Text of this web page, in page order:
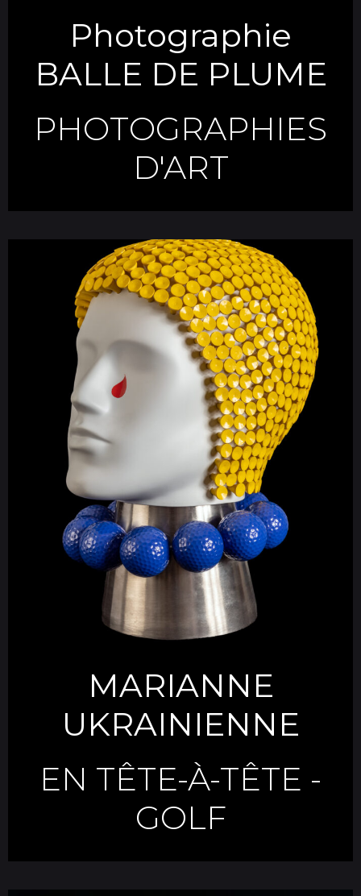
Photographie
BALLE DE PLUME
PHOTOGRAPHIES
D'ART
MARIANNE
UKRAINIENNE
EN TÊTE-À-TÊTE -
GOLF